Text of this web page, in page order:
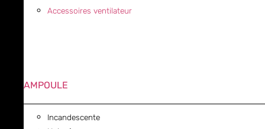
Accessoires ventilateur
AMPOULE
Incandescente